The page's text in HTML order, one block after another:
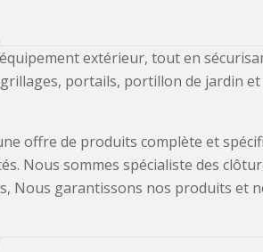
extérieur, tout en
portails, portillon de jardin
offre de produits complète et
Nous sommes spécialiste des
Nous garantissons nos produits et